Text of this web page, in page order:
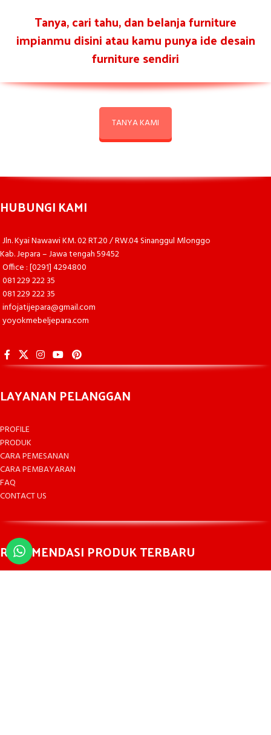
Tanya, cari tahu, dan belanja furniture
impianmu disini atau kamu punya ide desain
furniture sendiri
TANYA KAMI
HUBUNGI KAMI
Jln. Kyai Nawawi KM. 02 RT.20 / RW.04 Sinanggul Mlonggo
Kab. Jepara – Jawa tengah 59452
Office : [0291] 4294800
081 229 222 35
081 229 222 35
infojatijepara@gmail.com
yoyokmebeljepara.com
LAYANAN PELANGGAN
PROFILE
PRODUK
CARA PEMESANAN
CARA PEMBAYARAN
FAQ
CONTACT US
REKOMENDASI PRODUK TERBARU